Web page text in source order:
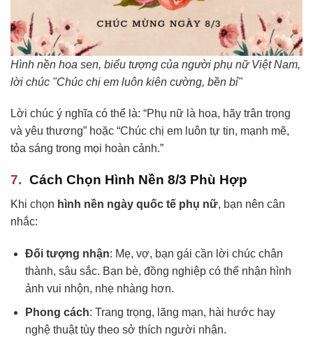
Hình nền hoa sen, biểu tượng của người phụ nữ Việt Nam,
lời chúc "Chúc chị em luôn kiên cường, bền bỉ"
Lời chúc ý nghĩa có thể là: “Phụ nữ là hoa, hãy trân trọng
và yêu thương” hoặc “Chúc chị em luôn tự tin, mạnh mẽ,
tỏa sáng trong mọi hoàn cảnh.”
Cách Chọn Hình Nền 8/3 Phù Hợp
Khi chọn hình nền ngày quốc tế phụ nữ, bạn nên cân
nhắc:
Đối tượng nhận: Mẹ, vợ, bạn gái cần lời chúc chân
thành, sâu sắc. Bạn bè, đồng nghiệp có thể nhận hình
ảnh vui nhộn, nhẹ nhàng hơn.
Phong cách: Trang trọng, lãng mạn, hài hước hay
nghệ thuật tùy theo sở thích người nhận.